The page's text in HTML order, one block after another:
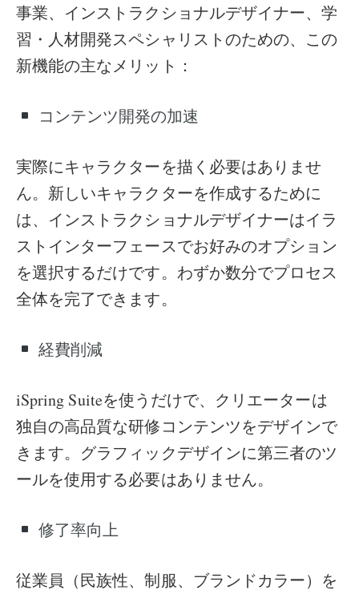
事業、インストラクショナルデザイナー、学
習・人材開発スペシャリストのための、この
新機能の主なメリット：
コンテンツ開発の加速
実際にキャラクターを描く必要はありませ
ん。新しいキャラクターを作成するために
は、インストラクショナルデザイナーはイラ
ストインターフェースでお好みのオプション
を選択するだけです。わずか数分でプロセス
全体を完了できます。
経費削減
iSpring Suiteを使うだけで、クリエーターは
独自の高品質な研修コンテンツをデザインで
きます。グラフィックデザインに第三者のツ
ールを使用する必要はありません。
修了率向上
従業員（民族性、制服、ブランドカラー）を